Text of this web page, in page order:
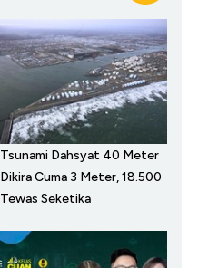
Tsunami Dahsyat 40 Meter
Dikira Cuma 3 Meter, 18.500
Tewas Seketika